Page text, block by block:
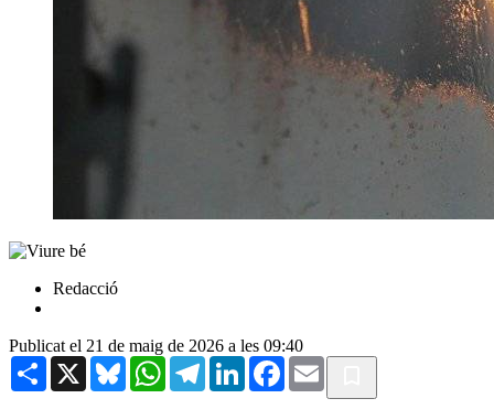
Redacció
Publicat el 21 de maig de 2026 a les 09:40
Share X BlueskyWhatsAppTelegramLinkedInFacebook
Email